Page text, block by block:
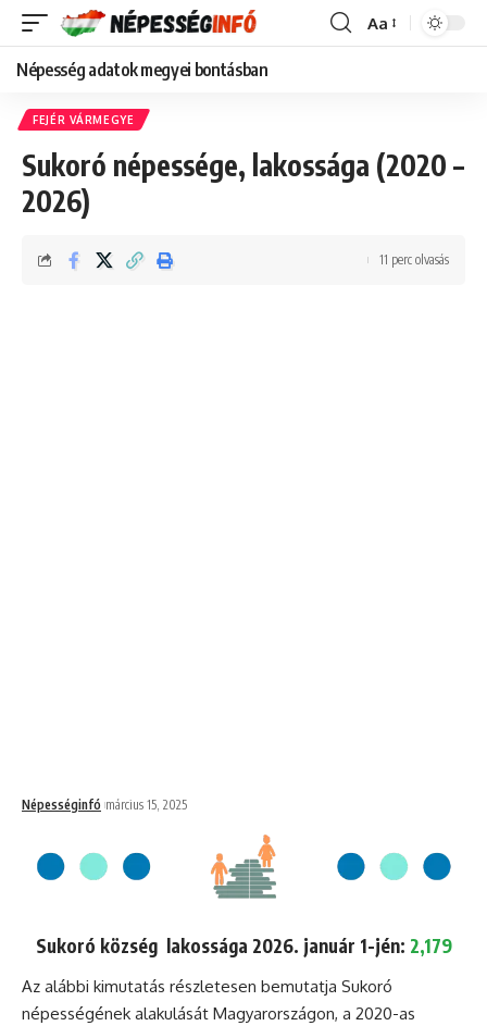
Font
Aa
Népesség adatok megyei bontásban
FEJÉR VÁRMEGYE
Sukoró népessége, lakossága (2020 –
2026)
Népességinfó március 15, 2025
11 perc olvasás
Sukoró község lakossága 2026. január 1-jén: 2,179
Az alábbi kimutatás részletesen bemutatja Sukoró
népességének alakulását Magyarországon, a 2020-as